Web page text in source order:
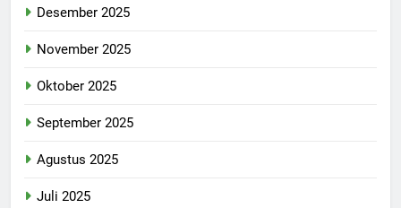
Desember 2025
November 2025
Oktober 2025
September 2025
Agustus 2025
Juli 2025